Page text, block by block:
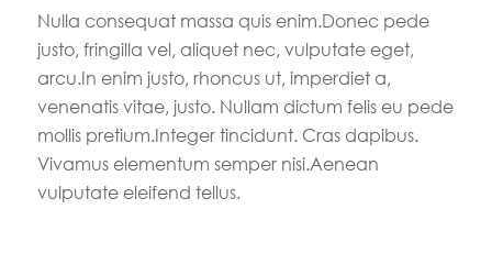
Nulla consequat massa quis enim.Donec pede
justo, fringilla vel, aliquet nec, vulputate eget,
arcu.In enim justo, rhoncus ut, imperdiet a,
venenatis vitae, justo. Nullam dictum felis eu pede
mollis pretium.Integer tincidunt. Cras dapibus.
Vivamus elementum semper nisi.Aenean
vulputate eleifend tellus.